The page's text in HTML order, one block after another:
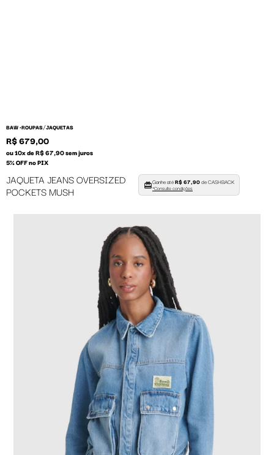
BAW •ROUPAS/JAQUETAS
R$ 679,00
ou 10x de R$ 67,90 sem juros
5% OFF no PIX
JAQUETA JEANS OVERSIZED
POCKETS MUSH
Ganhe atéR$ 67,90de CASHBACK
*Consulte condições